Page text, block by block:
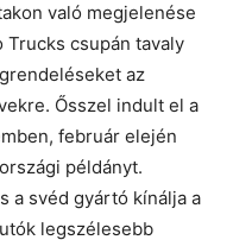
való megjelenése
csupán tavaly
az
Ősszel indult el a
február elején
példányt.
a svéd gyártó kínálja a
legszélesebb